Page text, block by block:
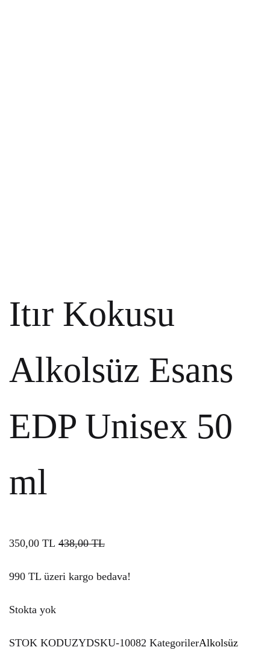
Itır Kokusu
Alkolsüz Esans
EDP Unisex 50
ml
350,00 TL 438,00TL
990 TL üzeri kargo bedava!
Stokta yok
STOK KODUZYDSKU-10082 KategorilerAlkolsüz